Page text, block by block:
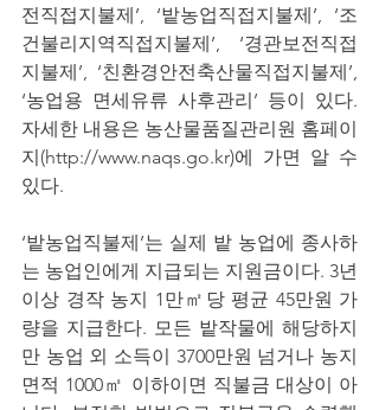
전직접지불제’, ‘밭농업직접지불제’, ‘조
건불리지역직접지불제’, ‘경관보전직접
지불제’, ‘친환경안전축산물직접지불제’,
‘농업용 면세유류 사후관리’ 등이 있다.
자세한 내용은 농산물품질관리원 홈페이
지(http://www.naqs.go.kr)에 가면 알 수
있다.
‘밭농업직불제’는 실제 밭 농업에 종사하
는 농업인에게 지급되는 지원금이다. 3년
이상 경작 농지 1만㎡당 평균 45만원 가
량을 지급한다. 모든 밭작물에 해당하지
만 농업 외 소득이 3700만원 넘거나 농지
면적 1000㎡ 이하이면 직불금 대상이 아